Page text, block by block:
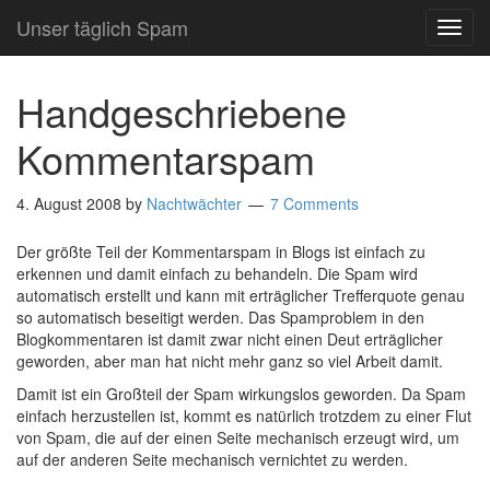
Unser täglich Spam
Handgeschriebene
Kommentarspam
4. August 2008 by Nachtwächter 7 Comments
Der größte Teil der Kommentarspam in Blogs ist einfach zu
erkennen und damit einfach zu behandeln. Die Spam wird
automatisch erstellt und kann mit erträglicher Trefferquote genau
so automatisch beseitigt werden. Das Spamproblem in den
Blogkommentaren ist damit zwar nicht einen Deut erträglicher
geworden, aber man hat nicht mehr ganz so viel Arbeit damit.
Damit ist ein Großteil der Spam wirkungslos geworden. Da Spam
einfach herzustellen ist, kommt es natürlich trotzdem zu einer Flut
von Spam, die auf der einen Seite mechanisch erzeugt wird, um
auf der anderen Seite mechanisch vernichtet zu werden.